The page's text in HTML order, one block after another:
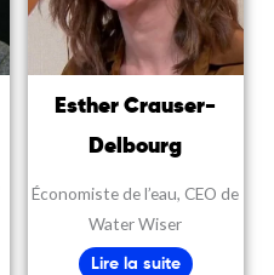
Esther Crauser-
Delbourg
Économiste de l’eau, CEO de
Water Wiser
Lire la suite